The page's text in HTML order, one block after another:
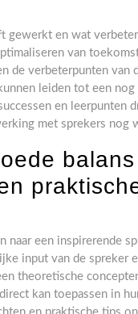
gewerkt en wat
van
de verbeterpunten van
leiden tot een
en leerpunten
met sprekers nog
naar een inspirerende
input van de
theoretische
kan toepassen in